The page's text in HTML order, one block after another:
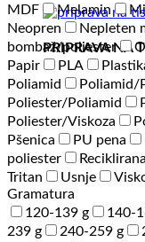
PRIPRAVA NA
MDF
Melamin
Neopren
Nepleten
bombaž/poliester
Papir
PLA
Poliamid
Poliamid/
Poliester/Poliamid
Poliester/Viskoza
Pšenica
PU pena
poliester
Tritan
Usnje
Gramatura
120-139 g
140-
239 g
240-259 g